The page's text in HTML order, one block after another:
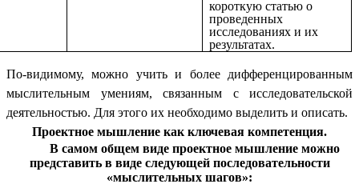
короткую статью о
проведенных
исследованиях и их
результатах.
По-видимому, можно учить и более дифференцированным
мыслительным умениям, связанным с исследовательской
деятельностью. Для этого их необходимо выделить и описать.
Проектное мышление как ключевая компетенция.
В самом общем виде проектное мышление можно
представить в виде следующей последовательности
«мыслительных шагов»: